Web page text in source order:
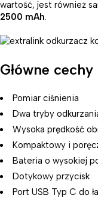
wartość, jest również
2500 mAh.
Główne
Pomiar ciśnienia
Dwa tryby
Wysoka prędkość
Kompaktowy i
Bateria o wysokiej
Dotykowy przycisk
Port USB Typ C do